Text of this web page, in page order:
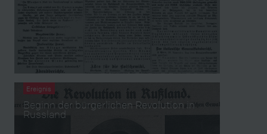
Ereignis
Beginn der bürgerlichen Revolution in
Russland